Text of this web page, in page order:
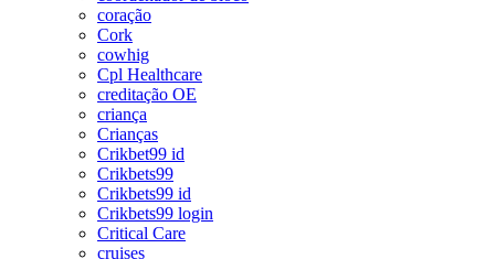
coração
Cork
cowhig
Cpl Healthcare
creditação OE
criança
Crianças
Crikbet99 id
Crikbets99
Crikbets99 id
Crikbets99 login
Critical Care
cruises